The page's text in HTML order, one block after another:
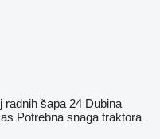
radnih šapa 24 Dubina
Potrebna snaga traktora